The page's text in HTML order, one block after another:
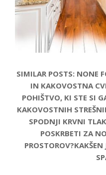
SIMILAR POSTS: NONE
IN KAKOVOSTNA
POHIŠTVO, KI STE SI
KAKOVOSTNIH
SPODNJI KRVNI
POSKRBETI ZA
PROSTOROV?KAKŠEN